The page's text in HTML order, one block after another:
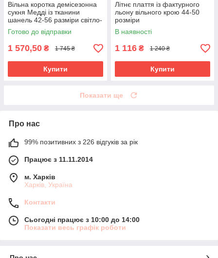
Вільна коротка демісезонна
сукня Медді із тканини
шанель 42-56 разміри світло-
сіра
Готово до відправки
1 570,50 ₴ 1 745 ₴
Купити
Літнє плаття із фактурного
льону вільного крою 44-50
розміри
В наявності
1 116 ₴ 1 240 ₴
Купити
Показати ще
Про нас
99% позитивних з 226 відгуків за рік
Працює з 11.11.2014
м. Харків
Харків, Україна
Контакти
Сьогодні працює з 10:00 до 14:00
Показати весь графік роботи